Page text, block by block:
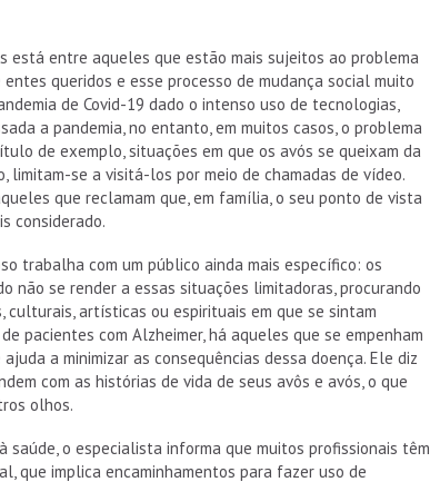
está entre aqueles que estão mais sujeitos ao problema
queridos e esse processo de mudança social muito
de Covid-19 dado o intenso uso de tecnologias,
a pandemia, no entanto, em muitos casos, o problema
de exemplo, situações em que os avós se queixam da
limitam-se a visitá-los por meio de chamadas de vídeo.
que reclamam que, em família, o seu ponto de vista
considerado.
trabalha com um público ainda mais específico: os
não se render a essas situações limitadoras, procurando
culturais, artísticas ou espirituais em que se sintam
pacientes com Alzheimer, há aqueles que se empenham
a minimizar as consequências dessa doença. Ele diz
com as histórias de vida de seus avôs e avós, o que
olhos.
saúde, o especialista informa que muitos profissionais têm
que implica encaminhamentos para fazer uso de